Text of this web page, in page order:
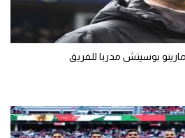
بوسيتش مدربا للفريق